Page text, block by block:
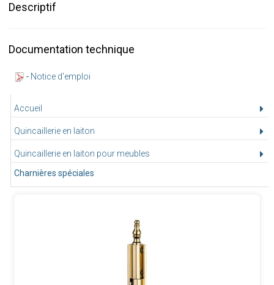
Accueil
Quincaillerie en laiton
Quincaillerie en laiton pour meubles
Charnières spéciales
Descriptif
Documentation technique
- Notice d'emploi